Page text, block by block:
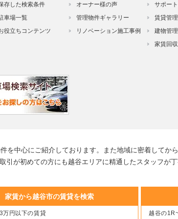
存した検索条件
車場一覧
役立ちコンテンツ
オーナー様の声
管理物件ギャラリー
リノベーション施工事例
サポー
賃貸管
建物管理
家賃回
を中心にご紹介しております。また地域に密着してか
が初めての方にも越谷エリアに精通したスタッフが
家賃から越谷市の賃貸を検索
万円以下の賃貸 越谷の